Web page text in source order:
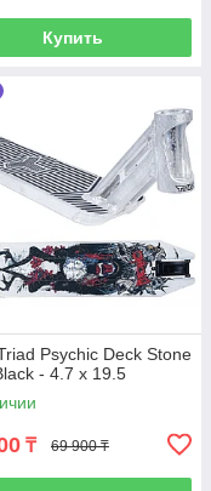
Купить
Psychic Deck Stone
- 4.7 x 19.5
₸ 69 900 ₸